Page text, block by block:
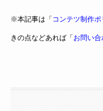
※本記事は「 コンテツ制作ポ
きの点などあれば「 お問い合